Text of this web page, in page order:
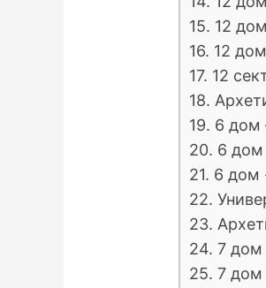
15. 12
16. 12
17. 12
18.
19. 6 дом
20. 6
21. 6 дом
22.
23.
24. 7
25. 7 дом